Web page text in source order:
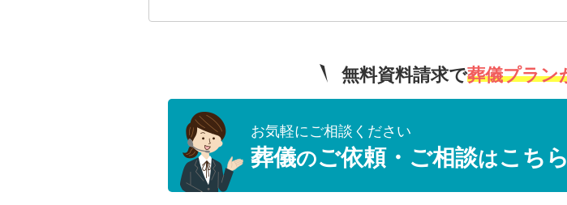
無料資料請求で葬儀プラン
お気軽にご相談ください
葬儀のご依頼・ご相談はこちら